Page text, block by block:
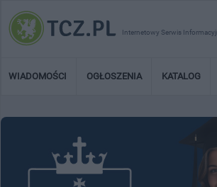
Internetowy Serwis
WIADOMOŚCI OGŁOSZENIA KATALOG